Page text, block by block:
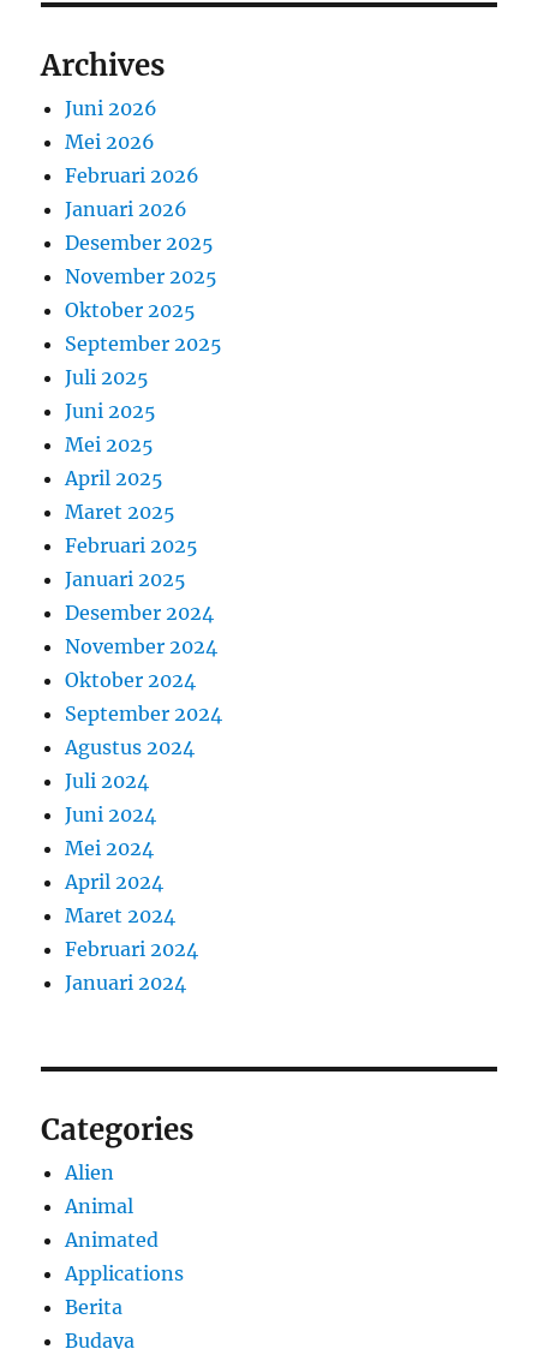
Archives
Juni 2026
Mei 2026
Februari 2026
Januari 2026
Desember 2025
November 2025
Oktober 2025
September 2025
Juli 2025
Juni 2025
Mei 2025
April 2025
Maret 2025
Februari 2025
Januari 2025
Desember 2024
November 2024
Oktober 2024
September 2024
Agustus 2024
Juli 2024
Juni 2024
Mei 2024
April 2024
Maret 2024
Februari 2024
Januari 2024
Categories
Alien
Animal
Animated
Applications
Berita
Budaya